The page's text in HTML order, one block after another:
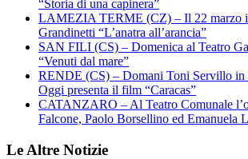
“Storia di una capinera”
LAMEZIA TERME (CZ) – Il 22 marzo
Grandinetti “L’anatra all’arancia”
SAN FILI (CS) – Domenica al Teatro
“Venuti dal mare”
RENDE (CS) – Domani Toni Servillo in
Oggi presenta il film “Caracas”
CATANZARO – Al Teatro Comunale
Falcone, Paolo Borsellino ed Emanuela
Le Altre Notizie